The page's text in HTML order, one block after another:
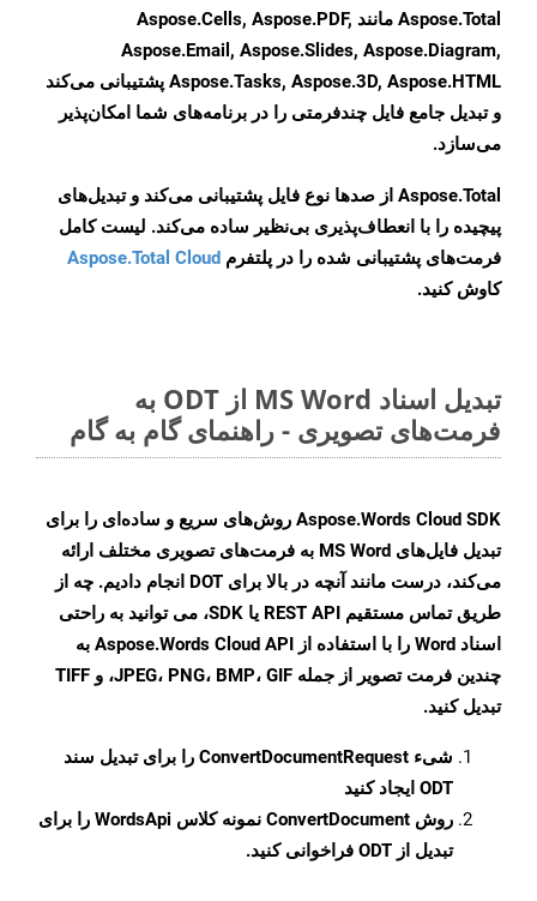
Aspose.Total مانند Aspose.Cells, Aspose.PDF,
Aspose.Email, Aspose.Slides, Aspose.Diagram,
Aspose.Tasks, Aspose.3D, Aspose.HTML پشتیبانی می‌کند
و تبدیل جامع فایل چندفرمتی را در برنامه‌های شما امکان‌پذیر
می‌سازد.
Aspose.Total از صدها نوع فایل پشتیبانی می‌کند و تبدیل‌های
پیچیده را با انعطاف‌پذیری بی‌نظیر ساده می‌کند. لیست کامل
فرمت‌های پشتیبانی شده را در پلتفرم Aspose.Total Cloud
کاوش کنید.
تبدیل اسناد MS Word از ODT به
فرمت‌های تصویری - راهنمای گام به گام
Aspose.Words Cloud SDK روش‌های سریع و ساده‌ای را برای
تبدیل فایل‌های MS Word به فرمت‌های تصویری مختلف ارائه
می‌کند، درست مانند آنچه در بالا برای DOT انجام دادیم. چه از
طریق تماس مستقیم REST API یا SDK، می توانید به راحتی
اسناد Word را با استفاده از Aspose.Words Cloud API به
چندین فرمت تصویر از جمله JPEG، PNG، BMP، GIF، و TIFF
تبدیل کنید.
شیء ConvertDocumentRequest را برای تبدیل سند
ODT ایجاد کنید
روش ConvertDocument
نمونه کلاس WordsApi را برای
تبدیل از ODT فراخوانی کنید.